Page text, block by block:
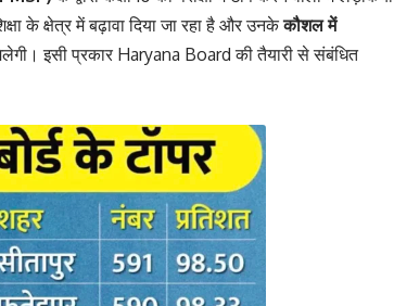
के क्षेत्र में बढ़ावा दिया जा रहा है और उनकेकौशल में
इसी प्रकार Haryana Board की तैयारी से संबंधित